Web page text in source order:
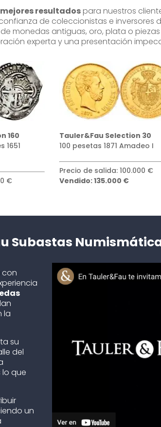
mejores resultadospara nuestros
de coleccionistas e inversores
monedas antiguas, oro, plata o
experta y una presentación
30
I
€
Tauler&Fau Selection 128
4 escudos Madrid 1591
Precio de salida: 50.000 €
Vendido: 80.000 €
Subastas
con
la
su
del
que
un